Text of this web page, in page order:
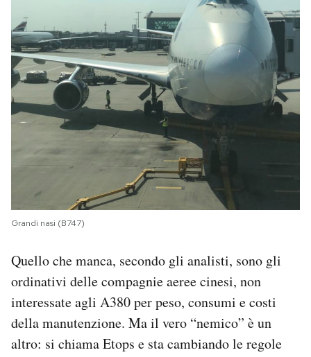
Grandi nasi (B747)
Quello che manca, secondo gli analisti, sono gli
ordinativi delle compagnie aeree cinesi, non
interessate agli A380 per peso, consumi e costi
della manutenzione. Ma il vero “nemico” è un
altro: si chiama Etops e sta cambiando le regole